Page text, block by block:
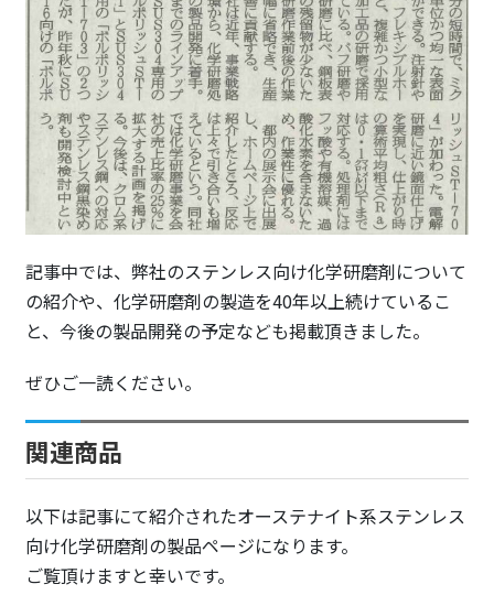
記事中では、弊社のステンレス向け化学研磨剤について
の紹介や、化学研磨剤の製造を40年以上続けているこ
と、今後の製品開発の予定なども掲載頂きました。
ぜひご一読ください。
関連商品
以下は記事にて紹介されたオーステナイト系ステンレス
向け化学研磨剤の製品ページになります。
ご覧頂けますと幸いです。